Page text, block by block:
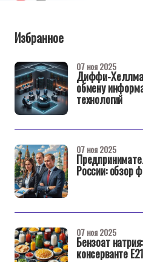
Избранное
Диффи-
обмену
технологий
07 ноя 2025
России: обзор
07 ноя 2025
Бензоат
консервантe
07 ноя 2025